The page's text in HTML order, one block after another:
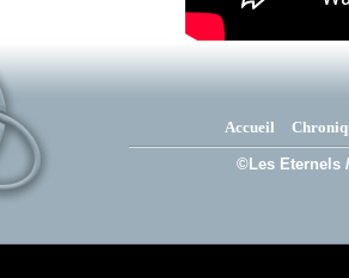
Accueil
©Les Eternels